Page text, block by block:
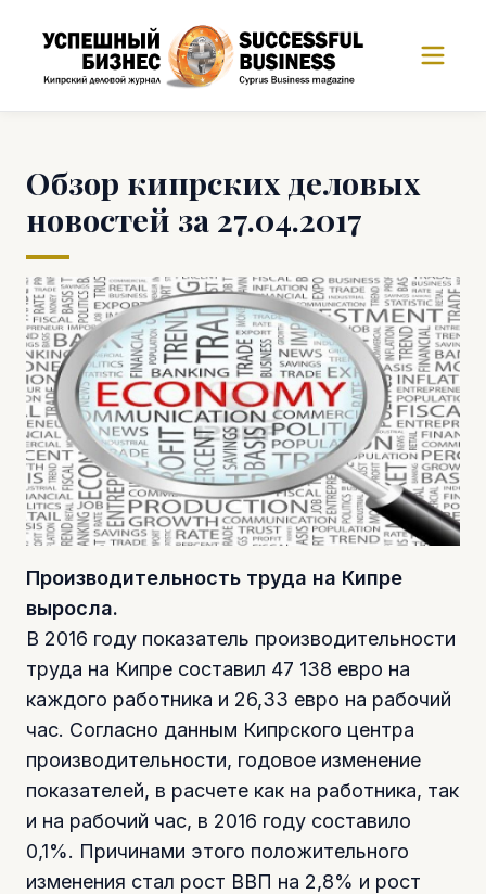
Обзор кипрских деловых
новостей за 27.04.2017
Производительность труда на Кипре
выросла.
В 2016 году показатель производительности
труда на Кипре составил 47 138 евро на
каждого работника и 26,33 евро на рабочий
час. Согласно данным Кипрского центра
производительности, годовое изменение
показателей, в расчете как на работника, так
и на рабочий час, в 2016 году составило
0,1%. Причинами этого положительного
изменения стал рост ВВП на 2,8% и рост